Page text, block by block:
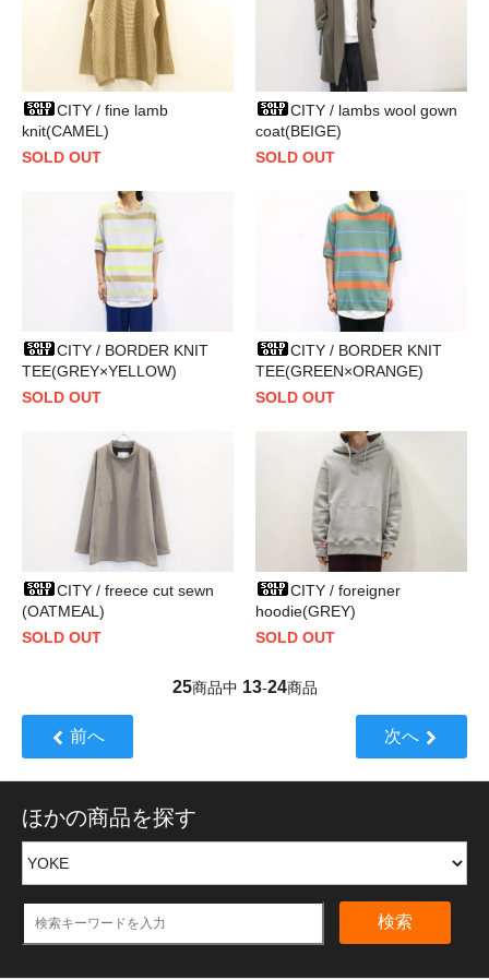
CITY / fine lamb
knit(CAMEL)
SOLD OUT
CITY / lambs wool gown
coat(BEIGE)
SOLD OUT
CITY / BORDER KNIT
TEE(GREY×YELLOW)
SOLD OUT
CITY / BORDER KNIT
TEE(GREEN×ORANGE)
SOLD OUT
CITY / freece cut sewn
(OATMEAL)
SOLD OUT
CITY / foreigner
hoodie(GREY)
SOLD OUT
25商品中 13-24商品
前へ 次へ
ほかの商品を探す
検索